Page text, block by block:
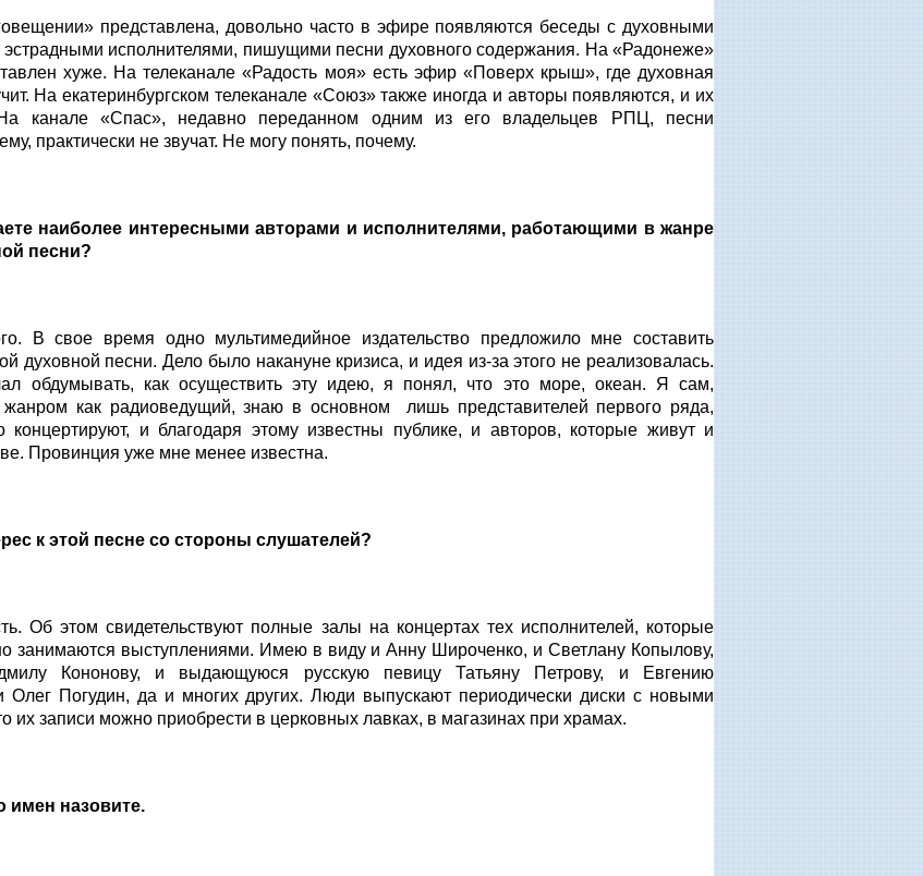
представлена, довольно часто в эфире появляются беседы с духовными
исполнителями, пишущими песни духовного содержания. На «Радонеже»
хуже. На телеканале «Радость моя» есть эфир «Поверх крыш», где духовная
На екатеринбургском телеканале «Союз» также иногда и авторы появляются, и их
На канале «Спас», недавно переданном одним из его владельцев РПЦ, песни
практически не звучат. Не могу понять, почему.
наиболее интересными авторами и исполнителями, работающими в жанре
песни?
В свое время одно мультимедийное издательство предложило мне составить
духовной песни. Дело было накануне кризиса, и идея из-за этого не реализовалась.
обдумывать, как осуществить эту идею, я понял, что это море, океан. Я сам,
жанром как радиоведущий, знаю в основном лишь представителей первого ряда,
концертируют, и благодаря этому известны публике, и авторов, которые живут и
Провинция уже мне менее известна.
к этой песне со стороны слушателей?
Об этом свидетельствуют полные залы на концертах тех исполнителей, которые
занимаются выступлениями. Имею в виду и Анну Широченко, и Светлану Копылову,
Кононову, и выдающуюся русскую певицу Татьяну Петрову, и Евгению
Олег Погудин, да и многих других. Люди выпускают периодически диски с новыми
их записи можно приобрести в церковных лавках, в магазинах при храмах.
имен назовите.